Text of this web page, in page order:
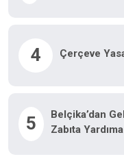
4 Çerçeve
5
Belçika’dan
Zabıta